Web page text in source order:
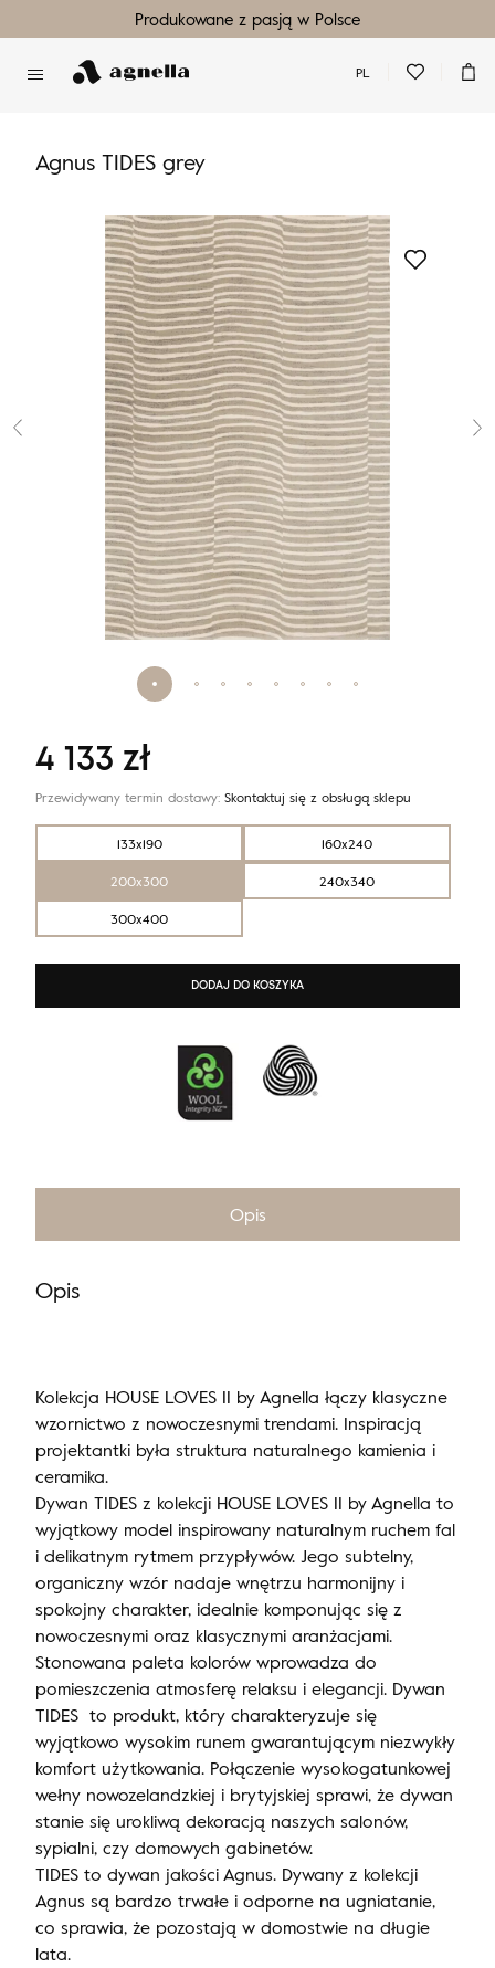
Produkowane z pasją w Polsce
PL
Agnus TIDES grey
133x190
160x240
200x300
240x340
300x400
4 133 zł
Przewidywany termin dostawy: Skontaktuj się z obsługą sklepu
DODAJ DO KOSZYKA
Opis
Opis
Kolekcja HOUSE LOVES II by Agnella łączy klasyczne
wzornictwo z nowoczesnymi trendami. Inspiracją
projektantki była struktura naturalnego kamienia i
ceramika.
Dywan TIDES z kolekcji HOUSE LOVES II by Agnella to
wyjątkowy model inspirowany naturalnym ruchem fal
i delikatnym rytmem przypływów. Jego subtelny,
organiczny wzór nadaje wnętrzu harmonijny i
spokojny charakter, idealnie komponując się z
nowoczesnymi oraz klasycznymi aranżacjami.
Stonowana paleta kolorów wprowadza do
pomieszczenia atmosferę relaksu i elegancji. Dywan
TIDES to produkt, który charakteryzuje się
wyjątkowo wysokim runem gwarantującym niezwykły
komfort użytkowania. Połączenie wysokogatunkowej
wełny nowozelandzkiej i brytyjskiej sprawi, że dywan
stanie się urokliwą dekoracją naszych salonów,
sypialni, czy domowych gabinetów.
TIDES to dywan jakości Agnus. Dywany z kolekcji
Agnus są bardzo trwałe i odporne na ugniatanie,
co sprawia, że pozostają w domostwie na długie
lata.